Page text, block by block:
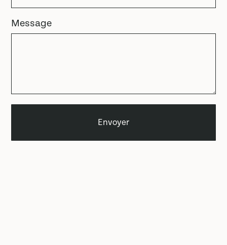
Message
Envoyer